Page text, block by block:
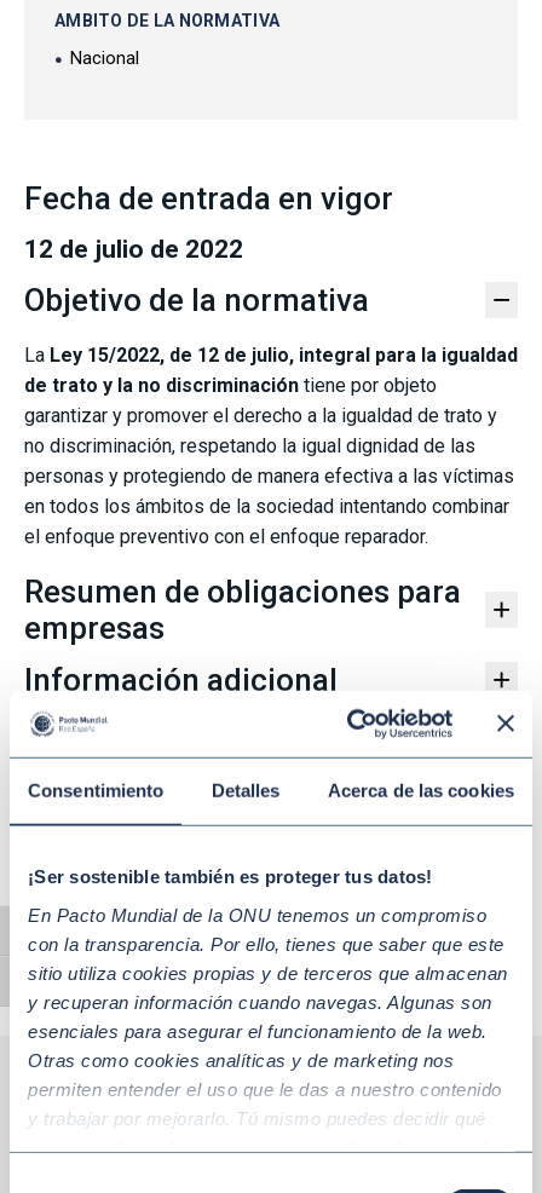
Consentimiento Detalles Acerca de las cookies
¡Ser sostenible también es proteger tus datos!
En Pacto Mundial de la ONU tenemos un compromiso
con la transparencia. Por ello, tienes que saber que este
sitio utiliza cookies propias y de terceros que almacenan
y recuperan información cuando navegas. Algunas son
esenciales para asegurar el funcionamiento de la web.
Otras como cookies analíticas y de marketing nos
permiten entender el uso que le das a nuestro contenido
y trabajar por mejorarlo. Tú mismo puedes decidir qué
Alternar alto contraste
Alternar tamaño de letra
AMBITO DE LA NORMATIVA
Nacional
Fecha de entrada en vigor
12 de julio de 2022
Objetivo de la normativa −
La Ley 15/2022, de 12 de julio, integral para la igualdad
de trato y la no discriminación tiene por objeto
garantizar y promover el derecho a la igualdad de trato y
no discriminación, respetando la igual dignidad de las
personas y protegiendo de manera efectiva a las víctimas
en todos los ámbitos de la sociedad intentando combinar
el enfoque preventivo con el enfoque reparador.
Resumen de obligaciones para
empresas
+
Información adicional
+
Documentos de la ley
+
Atrás